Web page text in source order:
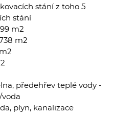
stání z toho 5
stání
m2
m2
předehřev teplé vody -
plyn, kanalizace